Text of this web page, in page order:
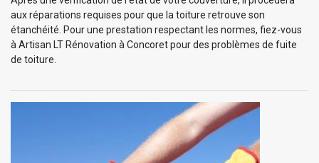
aux réparations requises pour que la toiture retrouve son
étanchéité. Pour une prestation respectant les normes, fiez-vous
à Artisan LT Rénovation à Concoret pour des problèmes de fuite
de toiture.